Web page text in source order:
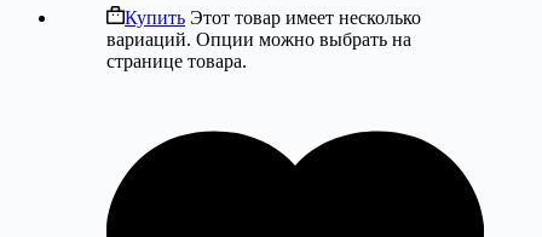
Купить Этот товар имеет несколько
вариаций. Опции можно выбрать на
странице товара.